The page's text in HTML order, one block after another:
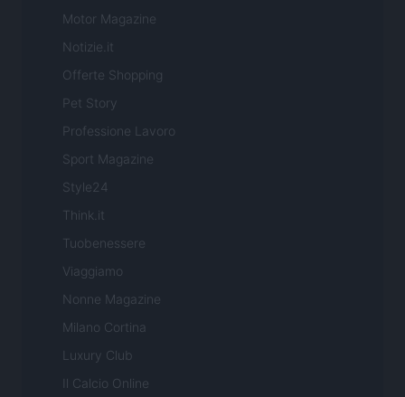
Motor Magazine
Notizie.it
Offerte Shopping
Pet Story
Professione Lavoro
Sport Magazine
Style24
Think.it
Tuobenessere
Viaggiamo
Nonne Magazine
Milano Cortina
Luxury Club
Il Calcio Online